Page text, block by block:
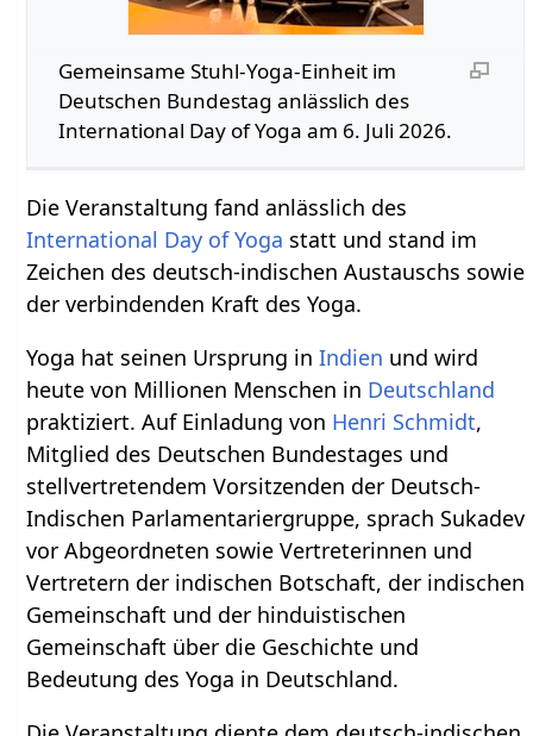
Gemeinsame Stuhl-Yoga-Einheit im
Deutschen Bundestag anlässlich des
International Day of Yoga am 6. Juli 2026.
Die Veranstaltung fand anlässlich des
International Day of Yoga statt und stand im
Zeichen des deutsch-indischen Austauschs sowie
der verbindenden Kraft des Yoga.
Yoga hat seinen Ursprung inIndien und wird
heute von Millionen Menschen in Deutschland
praktiziert. Auf Einladung von Henri Schmidt,
Mitglied des Deutschen Bundestages und
stellvertretendem Vorsitzenden der Deutsch-
Indischen Parlamentariergruppe, sprach Sukadev
vor Abgeordneten sowie Vertreterinnen und
Vertretern der indischen Botschaft, der indischen
Gemeinschaft und der hinduistischen
Gemeinschaft über die Geschichte und
Bedeutung des Yoga in Deutschland.